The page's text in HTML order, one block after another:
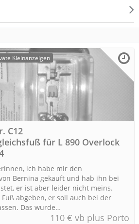
Kleinanzeigen
C12
für L 890 Overlock
ich habe mir den
Bernina gekauft und hab ihn bei
er ist aber leider nicht meins.
abgeben, er soll auch bei der
Das wurde…
110 € vb plus Porto